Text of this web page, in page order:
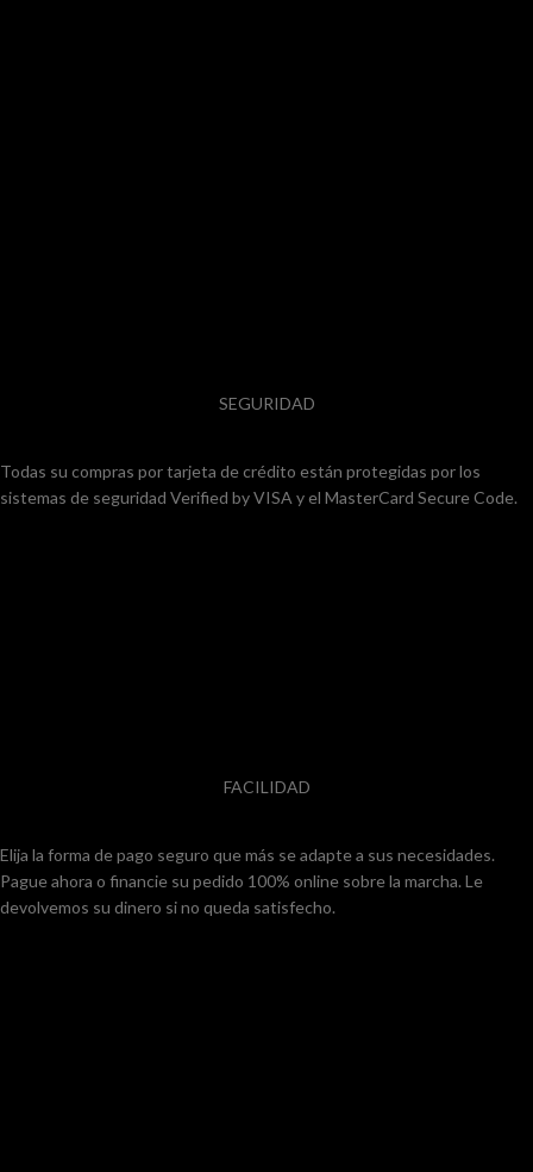
SEGURIDAD
Todas su compras por tarjeta de crédito están protegidas por los
sistemas de seguridad Verified by VISA y el MasterCard Secure Code.
FACILIDAD
Elija la forma de pago seguro que más se adapte a sus necesidades.
Pague ahora o financie su pedido 100% online sobre la marcha. Le
devolvemos su dinero si no queda satisfecho.